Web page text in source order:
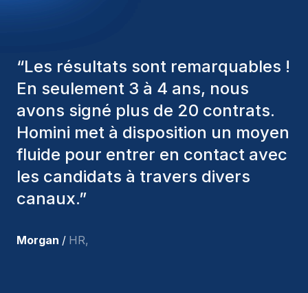
“Les consultants Homini ont
toujours pris en considération
divers critères pour nous proposer
les bons candidats. Ceux que
nous avons recrutés sont toujours
parmi nous, et personnellement, je
suis très satisfait des nouvelles